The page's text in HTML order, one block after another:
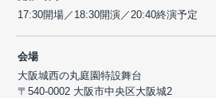
17:30開場／18:30開演／20:40終演予定
会場
大阪城西の丸庭園特設舞台
〒540-0002 大阪市中央区大阪城2